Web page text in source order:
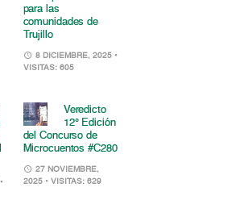
para las
comunidades de
Trujillo
8 DICIEMBRE, 2025 •
VISITAS: 605
•
Veredicto
12° Edición
del Concurso de
Microcuentos #C280
27 NOVIEMBRE,
2025 • VISITAS: 629